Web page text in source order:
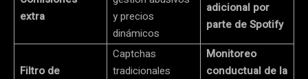
extra
y precios
dinámicos
adicional por
parte de Spotify
Filtro de
Captchas
tradicionales
Monitoreo
conductual de la